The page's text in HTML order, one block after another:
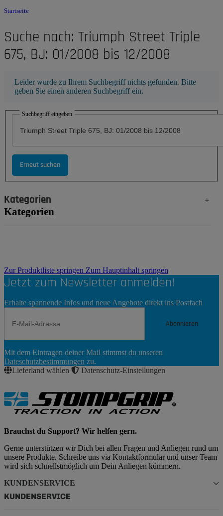
Startseite
Suche nach: Triumph Street Triple
675, BJ: 01/2008 bis 12/2008
x
Leider wurde zu Ihrem Suchbegriff nichts gefunden. Bitte
geben Sie einen anderen Suchbegriff ein.
Suchbegriff eingeben
Erneut suchen
Kategorien
Kategorien
Zur Produktliste springen Zum Hauptinhalt springen
Jetzt zum Newsletter anmelden!
Erhalte spannende Infos und neue Angebote direkt ins Postfach
Abonnieren
Abonnieren
Mit dem Eintragen deiner Mail stimmst du unseren
Dateschutzbestimmungen zu.
Lieferland wählen
Datenschutz-Einstellungen
Brauchst du Support? Wir helfen gern.
Gerne unterstützen wir Dich bei allen Fragen und Anliegen rund um
unsere Produkte. Schreibe uns via Kontaktformular und unser Team
wird sich schnellstmöglich um Dein Anliegen kümmern.
KUNDENSERVICE
KUNDENSERVICE